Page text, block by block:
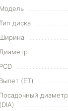
Модель
Тип диска
Ширина
Диаметр
PCD
Вылет (ET)
Посадочный диаметр
(DIA)